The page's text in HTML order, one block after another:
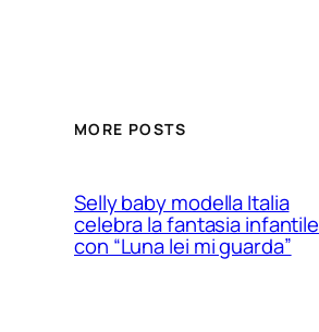
MORE POSTS
Selly baby modella Italia
celebra la fantasia infantile
con “Luna lei mi guarda”